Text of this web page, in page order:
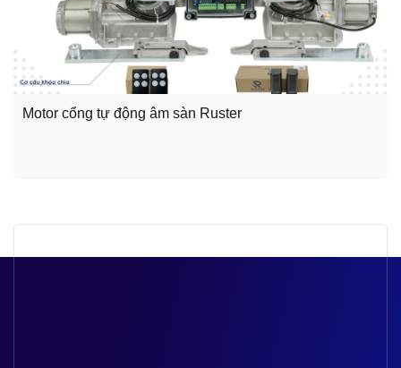
Motor cổng tự động âm sàn Ruster